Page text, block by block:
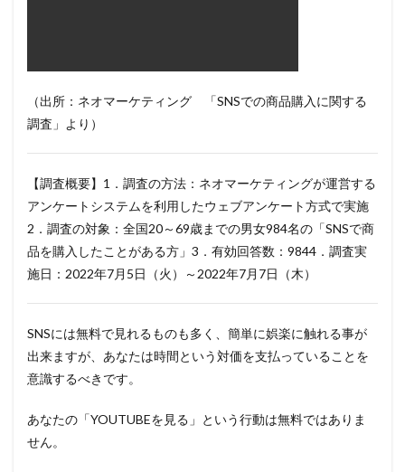
（出所：ネオマーケティング 「SNSでの商品購入に関する
調査」より）
【調査概要】1．調査の方法：ネオマーケティングが運営する
アンケートシステムを利用したウェブアンケート方式で実施
2．調査の対象：全国20～69歳までの男女984名の「SNSで商
品を購入したことがある方」3．有効回答数：9844．調査実
施日：2022年7月5日（火）～2022年7月7日（木）
SNSには無料で見れるものも多く、簡単に娯楽に触れる事が
出来ますが、あなたは時間という対価を支払っていることを
意識するべきです。
あなたの「YOUTUBEを見る」という行動は無料ではありま
せん。